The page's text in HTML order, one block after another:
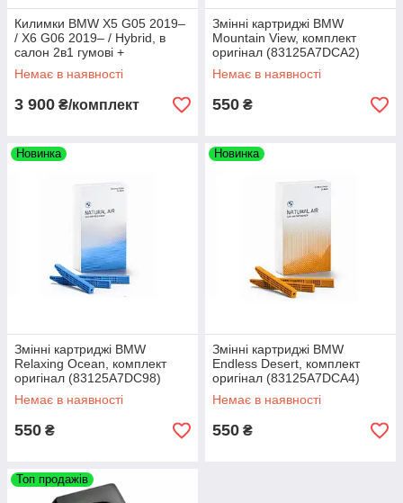
Килимки BMW X5 G05 2019–
/ X6 G06 2019– / Hybrid, в
салон 2в1 гумові +
текстильні, 8 шт. EVERMATS
Чехія (PT221885FL)
Немає в наявності
3 900 ₴/комплект
Змінні картриджі BMW
Mountain View, комплект
оригінал (83125A7DCA2)
Немає в наявності
550 ₴
Новинка
Змінні картриджі BMW
Relaxing Ocean, комплект
оригінал (83125A7DC98)
Немає в наявності
550 ₴
Новинка
Змінні картриджі BMW
Endless Desert, комплект
оригінал (83125A7DCA4)
Немає в наявності
550 ₴
Топ продажів